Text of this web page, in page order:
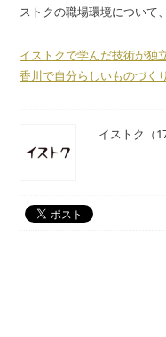
ストクの職場環境について
イストクで学んだ技術が独
香川で自分らしいものづく
イストク（